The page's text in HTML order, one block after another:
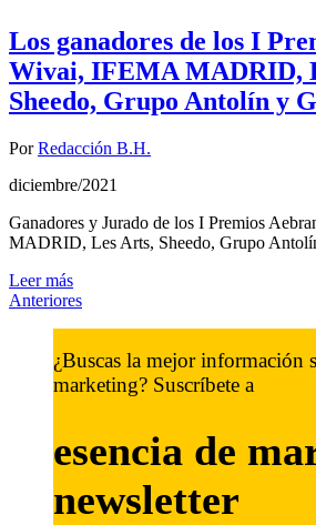
Los ganadores de los I
Wivai, IFEMA MADRID,
Sheedo, Grupo Antolín y
PorRedacción B.H.
diciembre/2021
Ganadores y Jurado de los I Premios
MADRID, Les Arts, Sheedo, Grupo
Leer más
Anteriores
¿Buscas la mejor información
marketing? Suscríbete a
esencia de
newsletter